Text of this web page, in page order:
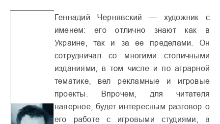
Геннадий Чернявский — художник с
именем: его отлично знают как в
Украине, так и за ее пределами. Он
сотрудничал со многими столичными
изданиями, в том числе и по аграрной
тематике, вел рекламные и игровые
проекты. Впрочем, для читателя
наверное, будет интересным разговор о
его работе с игровыми студиями, в